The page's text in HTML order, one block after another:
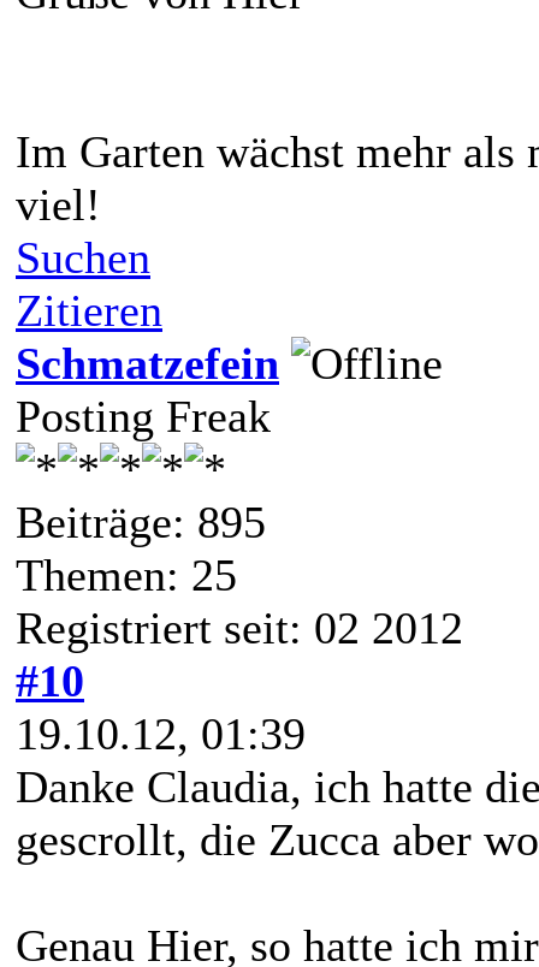
Im Garten wächst mehr als
viel!
Suchen
Zitieren
Schmatzefein
Posting Freak
Beiträge: 895
Themen: 25
Registriert seit: 02 2012
#10
19.10.12, 01:39
Danke Claudia, ich hatte
gescrollt, die Zucca aber
Genau Hier, so hatte ich